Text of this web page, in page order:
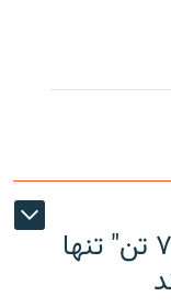
موج تازه اعدام‌ها در ایران؛ "۷۱ تن" تنها